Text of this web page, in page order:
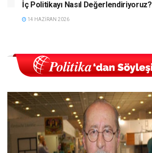
İç Politikayı Nasıl Değerlendiriyoruz?
14 HAZIRAN 2026